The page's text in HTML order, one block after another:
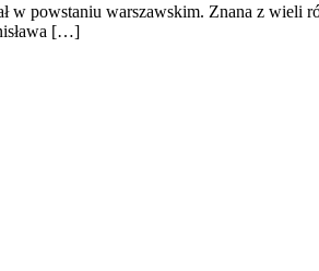
w powstaniu warszawskim. Znana z wieli
[…]